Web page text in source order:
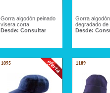
Gorra algodón peinado
visera corta
Desde: Consultar
Gorra
degradado de
Desde:
1095 1189